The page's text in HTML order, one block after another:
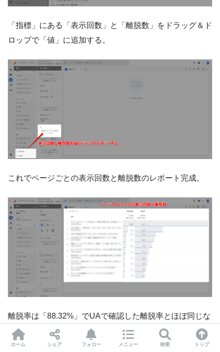
「指標」にある「表示回数」と「離脱数」をドラッグ＆ド
ロップで「値」に追加する。
これでページごとの表示回数と離脱数のレポート完成。
離脱率は「88.32%」でUAで確認した離脱率とほぼ同じな
ので大きく間違ってはいないと思われる。
ホーム シェア フォロー メニュー 検索 トップ